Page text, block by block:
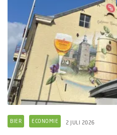
BIER ECONOMIE 2 JULI 2026